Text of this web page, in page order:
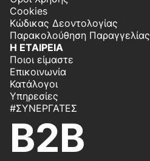
Cookies
Κώδικας Δεοντολογίας
Παρακολούθηση Παραγγελίας
Η ΕΤΑΙΡΕΙΑ
Ποιοι είμαστε
Επικοινωνία
Κατάλογοι
Υπηρεσίες
#ΣΥΝΕΡΓΆΤΕΣ
B2B